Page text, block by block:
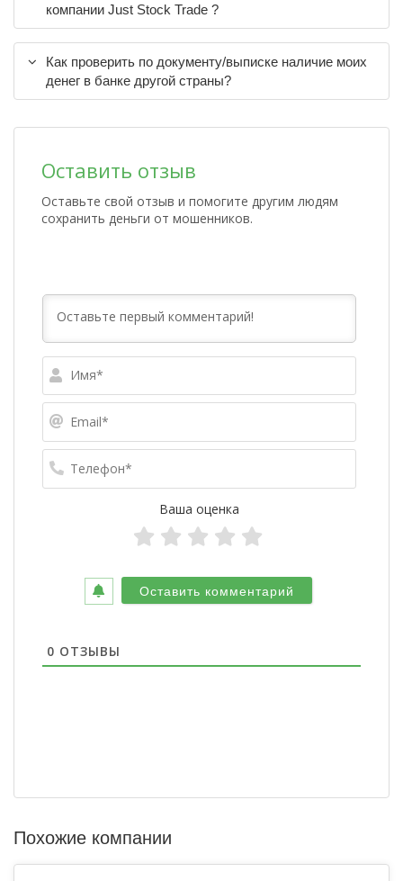
компании Just Stock Trade ?
Как проверить по документу/выписке наличие моих
денег в банке другой страны?
Оставить отзыв
Оставьте свой отзыв и помогите другим людям
сохранить деньги от мошенников.
Ваша оценка
0 ОТЗЫВЫ
Похожие компании